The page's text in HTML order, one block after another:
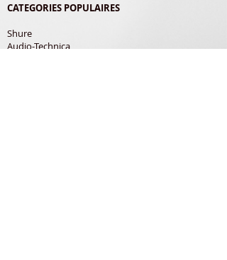
CATEGORIES POPULAIRES
Shure
Audio-Technica